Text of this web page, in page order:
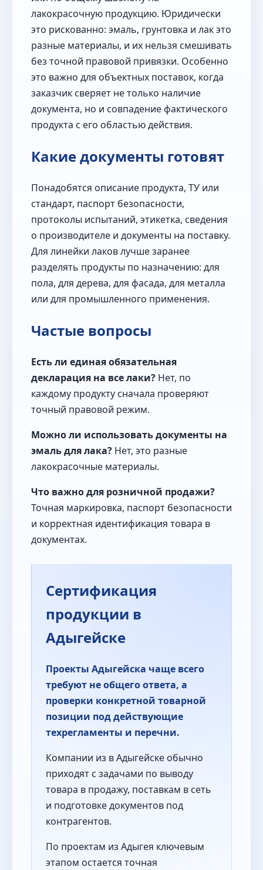
лакокрасочную продукцию. Юридически
это рискованно: эмаль, грунтовка и лак это
разные материалы, и их нельзя смешивать
без точной правовой привязки. Особенно
это важно для объектных поставок, когда
заказчик сверяет не только наличие
документа, но и совпадение фактического
продукта с его областью действия.
Какие документы готовят
Понадобятся описание продукта, ТУ или
стандарт, паспорт безопасности,
протоколы испытаний, этикетка, сведения
о производителе и документы на поставку.
Для линейки лаков лучше заранее
разделять продукты по назначению: для
пола, для дерева, для фасада, для металла
или для промышленного применения.
Частые вопросы
Есть ли единая обязательная
декларация на все лаки? Нет, по
каждому продукту сначала проверяют
точный правовой режим.
Можно ли использовать документы на
эмаль для лака? Нет, это разные
лакокрасочные материалы.
Что важно для розничной продажи?
Точная маркировка, паспорт безопасности
и корректная идентификация товара в
документах.
Сертификация
продукции в
Адыгейске
Проекты Адыгейска чаще всего
требуют не общего ответа, а
проверки конкретной товарной
позиции под действующие
техрегламенты и перечни.
Компании из в Адыгейске обычно
приходят с задачами по выводу
товара в продажу, поставкам в сеть
и подготовке документов под
контрагентов.
По проектам из Адыгея ключевым
этапом остается точная